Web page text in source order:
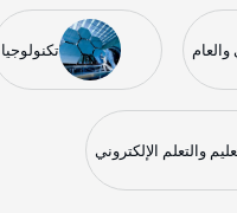
تكنولوجيا
الإلكتروني